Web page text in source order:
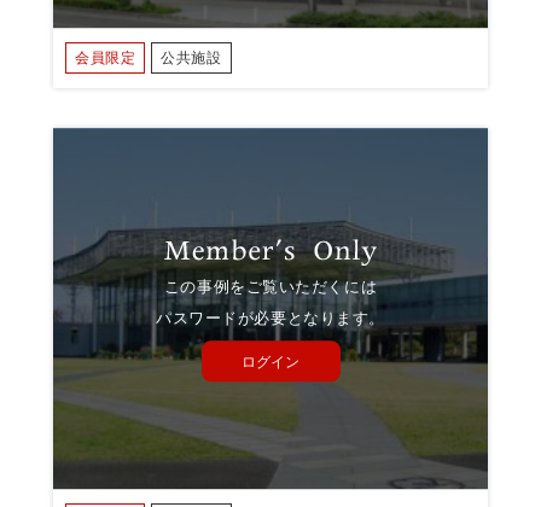
会員限定 公共施設
この事例をご覧いただくには
パスワードが必要となります。
ログイン